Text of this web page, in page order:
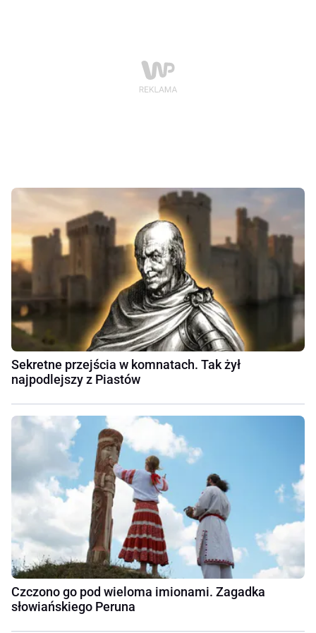
Sekretne przejścia w komnatach. Tak żył
najpodlejszy z Piastów
Czczono go pod wieloma imionami. Zagadka
słowiańskiego Peruna